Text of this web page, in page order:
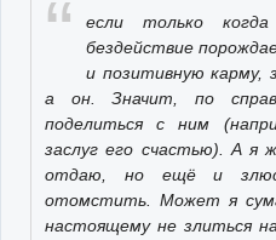
если только
бездействие
и позитивную карму,
а он. Значит, по
поделиться с ним
заслуг его счастью). А я
отдаю, но ещё и
отомстить. Может я
настоящему не злиться